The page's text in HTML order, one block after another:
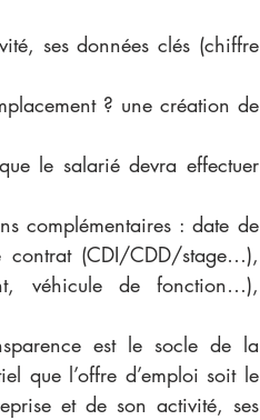
ses données clés (chiffre
? une création de
le salarié devra effectuer
complémentaires : date de
(CDI/CDD/stage…),
véhicule de fonction…),
est le socle de la
que l’offre d’emploi soit le
et de son activité, ses